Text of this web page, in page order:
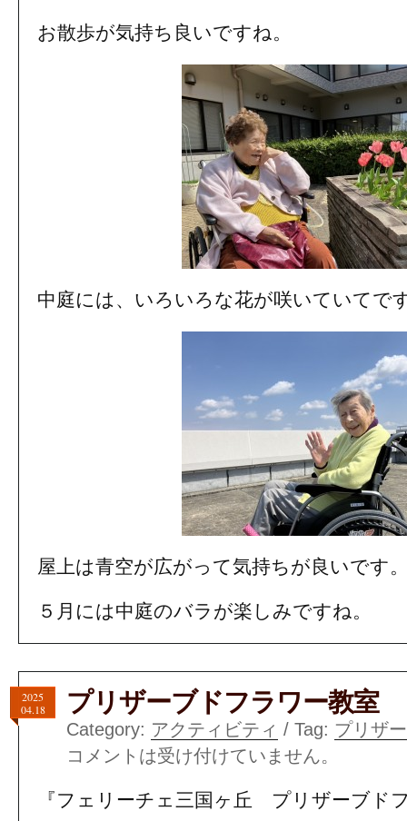
お散歩が気持ち良いですね。
中庭には、いろいろな花が咲いていてで
屋上は青空が広がって気持ちが良いです
５月には中庭のバラが楽しみですね。
2025
04.18
プリザーブドフラワー教室
Category: アクティビティ / Tag: プリザ
コメントは受け付けていません。
『フェリーチェ三国ヶ丘 プリザーブド